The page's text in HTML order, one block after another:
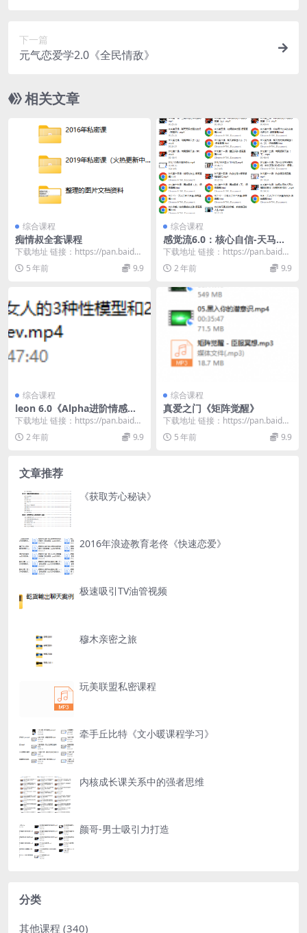
下一篇
元气恋爱学2.0《全民情敌》
相关文章
综合课程
痴情叔全套课程
下载地址 链接：https://pan.baidu.
com/s/15pCnlD_...
5 年前 9.9
综合课程
感觉流6.0：核心自信-天马情
感恋爱课堂
下载地址 链接：https://pan.baidu.
com/s/1bGfKt_e...
2 年前 9.9
综合课程
leon 6.0《Alpha进阶情感
观》
下载地址 链接：https://pan.baidu.
com/s/1HAN9LAa...
2 年前 9.9
综合课程
真爱之门《矩阵觉醒》
下载地址 链接：https://pan.baidu.
com/s/1Hd9X9N8...
5 年前 9.9
文章推荐
《获取芳心秘诀》
2016年浪迹教育老佟《快速恋爱》
极速吸引TV油管视频
穆木亲密之旅
玩美联盟私密课程
牵手丘比特《文小暖课程学习》
内核成长课关系中的强者思维
颜哥-男士吸引力打造
分类
其他课程 (340)